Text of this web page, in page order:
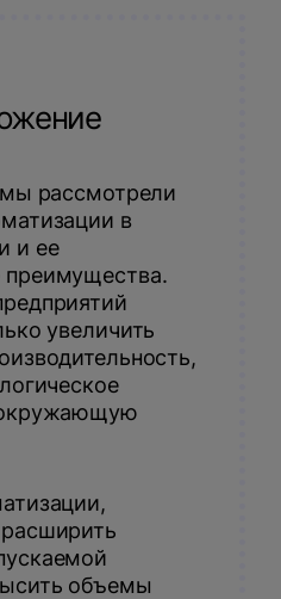
рассмотрели
в
и ее
преимущества.
увеличить
окружающую
объемы